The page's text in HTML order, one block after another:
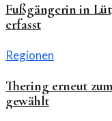
Fußgängerin in
erfasst
Regionen
Thering erneut
gewählt